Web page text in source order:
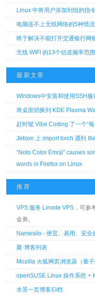
Linux 中将用户添加到组的指
电脑连不上无线网络的5种情况
终于解决不能打开交通银行网
无线 WIFI 的13个信道频率范围
最新文章
Windows中安装和使用SSH服
将桌面切换到 KDE Plasma
赶时髦 Vibe Coding 了一个“
Jetson 上 import torch 遇到
“Noto Color Emoji” causes
words in Firefox on Linux
推荐
VPS 服务 Linode VPS ，可参
金券。
Namesilo - 便宜、易用、安全
聚·博客列表
Mozilla 火狐网页浏览器 （量
openSUSE Linux 操作系统 +
水景一页博客归档